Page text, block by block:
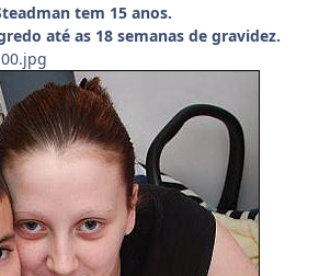
tem 15 anos.
até as 18 semanas de gravidez.